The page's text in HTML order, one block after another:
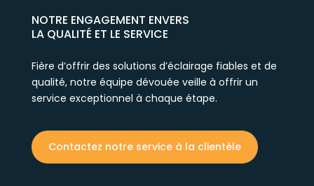
NOTRE ENGAGEMENT ENVERS
LA QUALITÉ ET LE SERVICE
Fière d’offrir des solutions d’éclairage fiables et de
qualité, notre équipe dévouée veille à offrir un
service exceptionnel à chaque étape.
Contactez notre service à la clientèle